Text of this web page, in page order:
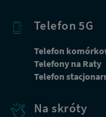
Telefon 5G
Telefon
Telefony na Raty
Telefon
Na skróty